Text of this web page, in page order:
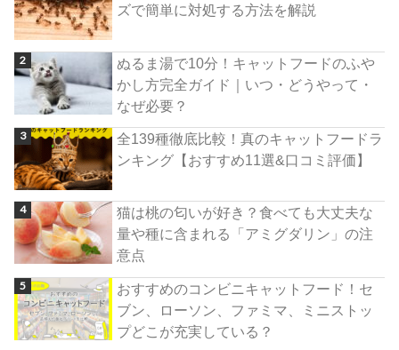
ズで簡単に対処する方法を解説
ぬるま湯で10分！キャットフードのふや
かし方完全ガイド｜いつ・どうやって・
なぜ必要？
全139種徹底比較！真のキャットフードラ
ンキング【おすすめ11選&口コミ評価】
猫は桃の匂いが好き？食べても大丈夫な
量や種に含まれる「アミグダリン」の注
意点
おすすめのコンビニキャットフード！セ
ブン、ローソン、ファミマ、ミニストッ
プどこが充実している？